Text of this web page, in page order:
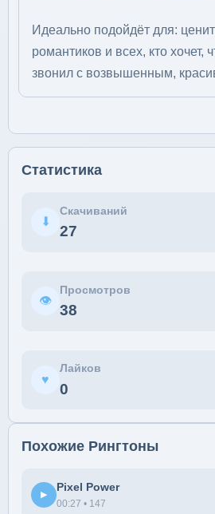
Идеально подойдёт для:
романтиков и всех, кто хочет,
звонил с возвышенным,
Статистика
⬇
Скачиваний
27
👁
Просмотров
38
♥
Лайков
0
Похожие Рингтоны
▶
Pixel Power
00:27 • 147